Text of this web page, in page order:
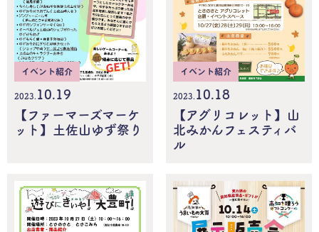
イベント紹介
2023. 10.19
【ファーマーズマーケ
ット】土佐山ゆず祭り
イベント紹介
2023. 10.18
【アグリコレット】山
北みかんフェスティバ
ル